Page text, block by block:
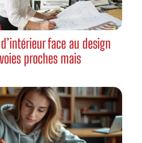
face au design
proches mais